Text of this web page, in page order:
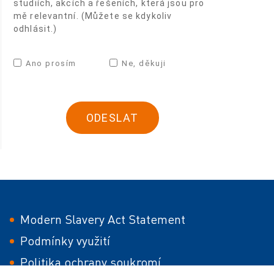
studiích, akcích a řešeních, která jsou pro
mě relevantní. (Můžete se kdykoliv
odhlásit.)
Ano prosím Ne, děkuji
Modern Slavery Act Statement
Podmínky využití
Politika ochrany soukromí